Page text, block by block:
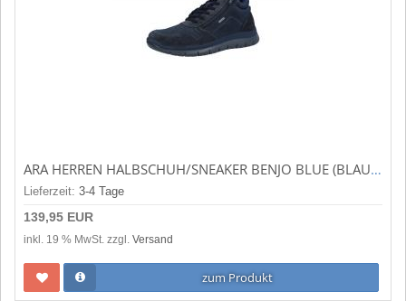
ARA HERREN HALBSCHUH/SNEAKER BENJO BLUE (BLAU) 11-38103-12
Lieferzeit: 3-4 Tage
139,95 EUR
inkl. 19 % MwSt. zzgl. Versand
zum Produkt